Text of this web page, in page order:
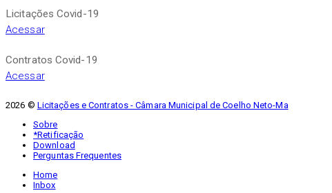
Licitações Covid-19
Acessar
Contratos Covid-19
Acessar
2026 © Licitações e Contratos - Câmara Municipal de Coelho Neto-Ma
Sobre
*Retificação
Download
Perguntas Frequentes
Home
Inbox